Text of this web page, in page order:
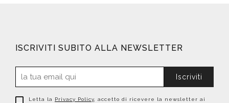
ISCRIVITI SUBITO ALLA NEWSLETTER
Iscriviti
Letta la Privacy Policy , accetto di ricevere la newsletter ai